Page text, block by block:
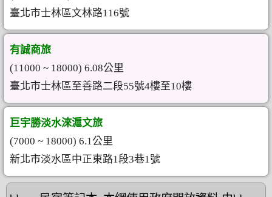
臺北市士林區文林路116號
有誠商旅
(11000 ~ 18000) 6.08公里
臺北市士林區至善路二段55號4樓至10樓
巨宇勝淡水淶滬文旅
(7000 ~ 18000) 6.1公里
新北市淡水區中正東路1段3巷1號